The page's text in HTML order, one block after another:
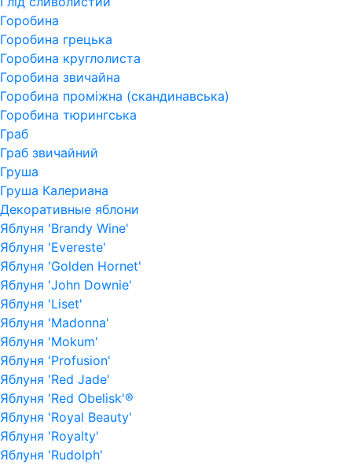
Горобина
Горобина грецька
Горобина круглолиста
Горобина звичайна
Горобина проміжна (скандинавська)
Горобина тюрингська
Граб
Граб звичайний
Груша
Груша Калериана
Декоративные яблони
Яблуня 'Brandy Wine'
Яблуня 'Evereste'
Яблуня 'Golden Hornet'
Яблуня 'John Downie'
Яблуня 'Liset'
Яблуня 'Madonna'
Яблуня 'Mokum'
Яблуня 'Profusion'
Яблуня 'Red Jade'
Яблуня 'Red Obelisk'®
Яблуня 'Royal Beauty'
Яблуня 'Royalty'
Яблуня 'Rudolph'